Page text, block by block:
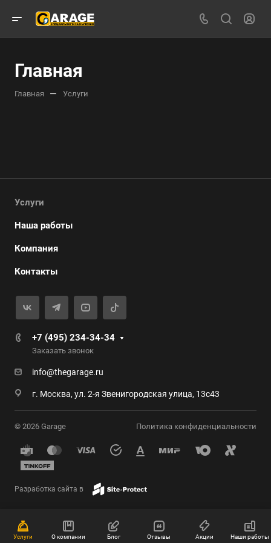
Главная
Главная — Услуги
Услуги
Наша работы
Компания
Контакты
+7 (495) 234-34-34
Заказать звонок
info@thegarage.ru
г. Москва, ул. 2-я Звенигородская улица, 13с43
© 2026 Garage Политика конфиденциальности
Разработка сайта в
Услуги О компании Блог Отзывы Акции Наши работы